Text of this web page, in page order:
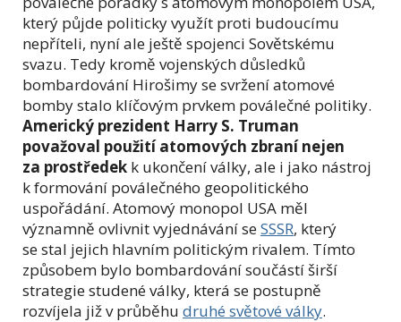
který půjde politicky využít proti budoucímu
nepříteli, nyní ale ještě spojenci Sovětskému
svazu. Tedy kromě vojenských důsledků
bombardování Hirošimy se svržení atomové
bomby stalo klíčovým prvkem poválečné politiky.
Americký prezident Harry S. Truman
považoval použití atomových zbraní nejen
za prostředek k ukončení války, ale i jako nástroj
k formování poválečného geopolitického
uspořádání. Atomový monopol USA měl
významně ovlivnit vyjednávání seSSSR, který
se stal jejich hlavním politickým rivalem. Tímto
způsobem bylo bombardování součástí širší
strategie studené války, která se postupně
rozvíjela již v průběhu druhé světové války.